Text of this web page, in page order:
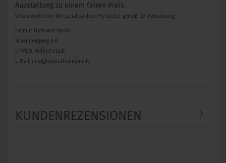
Ausstattung zu einem fairen Preis.
Verantwortlicher Wirtschaftsakteur/Hersteller gemäß EU-Verordnung
Helmut Hofmann GmbH
Scheinbergweg 6-8
D-97638 Mellrichstadt
E-Mail: info@helmuthofmann.de
KUNDENREZENSIONEN